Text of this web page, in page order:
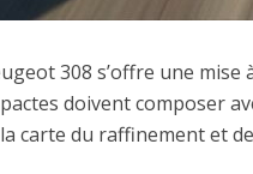
308 s’offre une
doivent composer
carte du raffinement et